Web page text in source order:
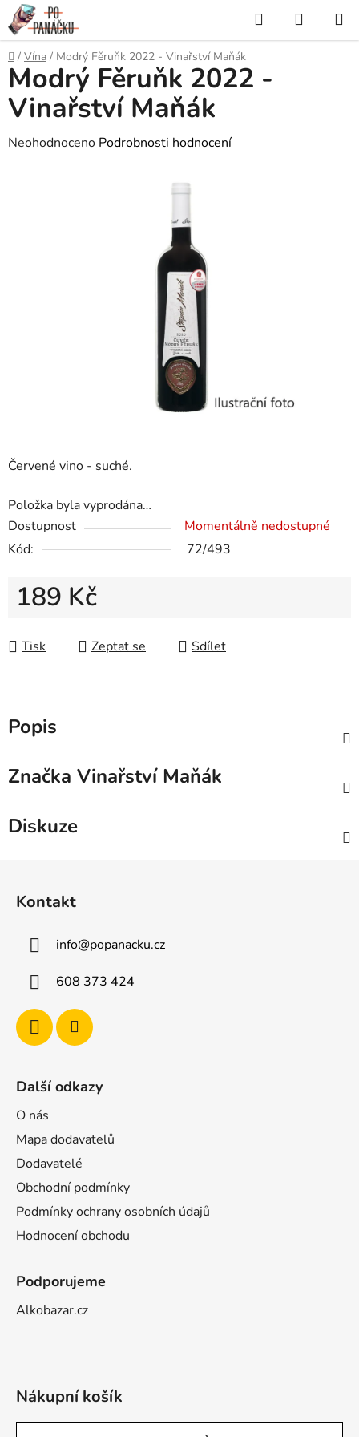
Přejít
na
obsah
Hledat
KOŠÍK
Domů
/ Vína / Modrý Fěruňk 2022 - Vinařství Maňák
Červené vino - suché.
Položka byla vyprodána…
Dostupnost
Momentálně nedostupné
Kód:
72/493
189 Kč
Tisk
Zeptat se Sdílet
Modrý Fěruňk 2022 -
Vinařství Maňák
Průměrné
Neohodnoceno Podrobnosti hodnocení
Popis
Značka Vinařství Maňák
Diskuze
Kontakt
info@popanacku.cz
608 373 424
Další odkazy
O nás
Mapa dodavatelů
Dodavatelé
Obchodní podmínky
Podmínky ochrany osobních údajů
Hodnocení obchodu
Podporujeme
Alkobazar.cz
Nákupní košík